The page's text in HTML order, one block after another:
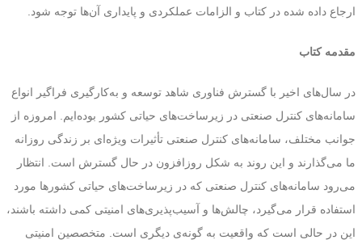
ارجاع داده شده در کتاب و الزامات عملکردی و پایداری آن‌ها توجه شود.
مقدمه کتاب
در سال‌های اخیر با گسترش فناوری شاهد توسعه و به‌کارگیری فراگیر انواع
سامانه‌های کنترل صنعتی در زیرساخت‌های حیاتی کشور بوده‌ایم. امروزه از
جوانب مختلف، سامانه‌های کنترل صنعتی تأثیرات ویژه‌ای بر زندگی روزانه
ما می‌گذارند و این روند به شکل روزافزون در حال گسترش است. انتظار
می‌رود سامانه‌های کنترل صنعتی که در زیرساخت‌های حیاتی کشورها مورد
استفاده قرار می‌گیرد، چالش‌ها و آسیب‌پذیری‌های امنیتی کمی داشته باشند،
این در حالی است که واقعیت به گونه‌ی دیگری است. متخصصین امنیتی